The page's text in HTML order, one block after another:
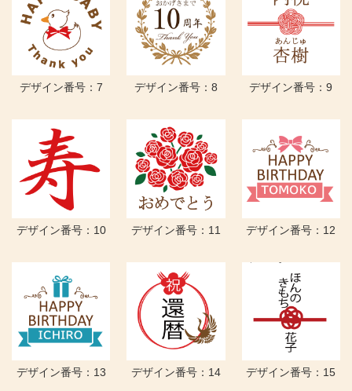
デザイン番号：7 デザイン番号：8 デザイン番号：9
デザイン番号：10 デザイン番号：11 デザイン番号：12
デザイン番号：13 デザイン番号：14 デザイン番号：15